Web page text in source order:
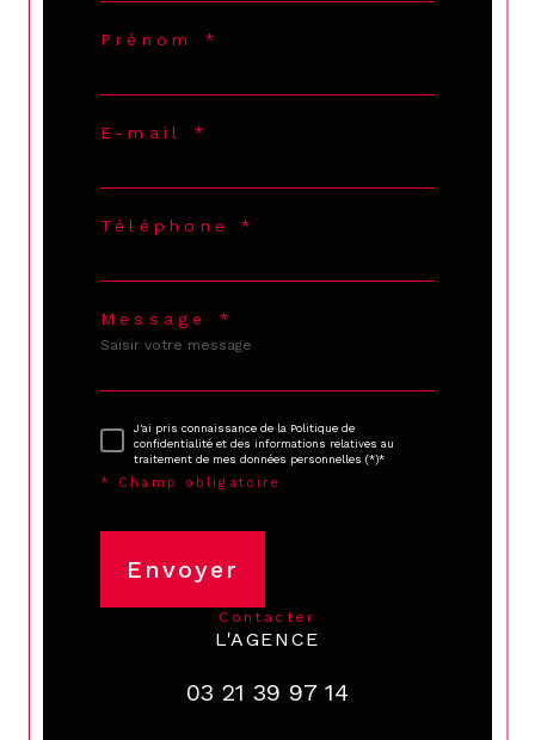
Prénom *
E-mail *
Téléphone *
Message *
J'ai pris connaissance de la Politique de
confidentialité et des informations relatives au
traitement de mes données personnelles (*)*
* Champ obligatoire
Envoyer
contacter
L'AGENCE
03 21 39 97 14